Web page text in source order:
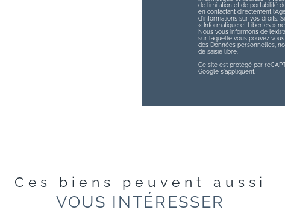
de limitation et de portabilité
en contactant directement
d’informations sur vos droits.
« Informatique et Libertés »
Nous vous informons de
sur laquelle vous pouvez
des Données personnelles,
de saisie libre.
Ce site est protégé par
Google s'appliquent.
Ces biens peuvent aussi
VOUS INTÉRESSER